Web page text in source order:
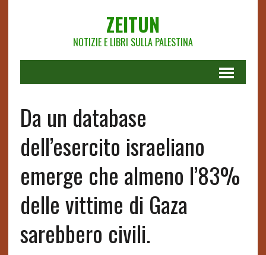
ZEITUN
NOTIZIE E LIBRI SULLA PALESTINA
Da un database
dell’esercito israeliano
emerge che almeno l’83%
delle vittime di Gaza
sarebbero civili.